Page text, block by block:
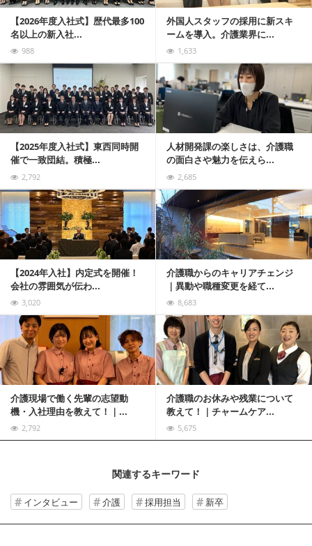
【2026年度入社式】歴代最多100
名以上の新入社...
988
外国人スタッフの採用に新スキ
ームを導入。介護業界に...
1,633
【2025年度入社式】東西同時開
催で一致団結。積極...
2,792
人材開発課の楽しさは、介護職
の面白さや魅力を伝えら...
2,685
記事を読む
【2024年入社】内定式を開催！
会社の雰囲気が伝わ...
3,020
介護職からのキャリアチェンジ
｜異動や職種変更を経て...
8,683
記事を読む
介護現場で働く先輩の志望動
機・入社理由を教えて！｜...
2,792
介護職のお休みや残業について
教えて！｜チャームケア...
5,675
記事を読む
関連するキーワード
インタビュー 介護 採用担当 新卒